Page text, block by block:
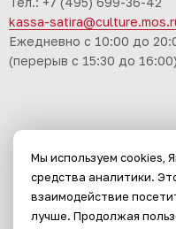
kassa-
Ежедневно с 10:00 до
(перерыв с 15:30 до 16:00)
Мы используем cookies,
средства аналитики.
взаимодействие
лучше. Продолжая